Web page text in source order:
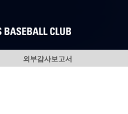
외부감사보고서